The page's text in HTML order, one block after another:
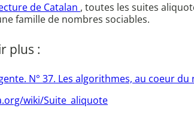
de Catalan , toutes les suites
famille de nombres sociables.
plus :
N° 37. Les algorithmes, au coeur
wiki/Suite_aliquote